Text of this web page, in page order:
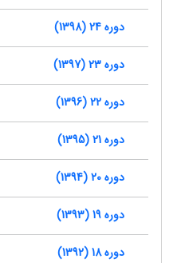
دوره 24 (1398)
دوره 23 (1397)
دوره 22 (1396)
دوره 21 (1395)
دوره 20 (1394)
دوره 19 (1393)
دوره 18 (1392)